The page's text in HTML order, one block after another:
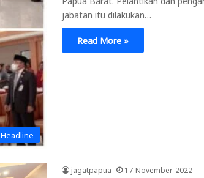
Headline
jabatan itu dilakukan…
Read More »
jagatpapua 17 November 2022